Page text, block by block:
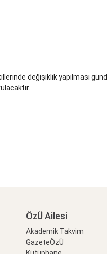
değişiklik yapılması
ÖzÜ Ailesi
Akademik Takvim
GazeteÖzÜ